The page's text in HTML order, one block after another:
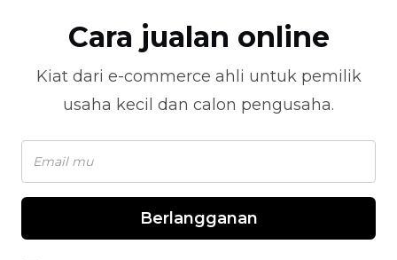
Cara jualan online
Kiat dari e-commerce ahli untuk pemilik
usaha kecil dan calon pengusaha.
Berlangganan